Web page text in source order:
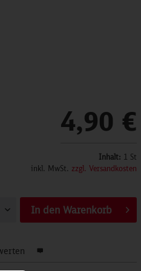
4,90 €
Inhalt: 1 St
inkl. MwSt. zzgl. Versandkosten
In den Warenkorb